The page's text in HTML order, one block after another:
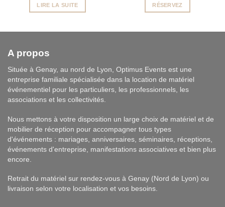
LIRE LA SUITE RÉSERVEZ
A propos
Située à Genay, au nord de Lyon, Optimus Events est une
entreprise familiale spécialisée dans la location de matériel
événementiel pour les particuliers, les professionnels, les
associations et les collectivités.
Nous mettons à votre disposition un large choix de matériel et de
mobilier de réception pour accompagner tous types
d'événements : mariages, anniversaires, séminaires, réceptions,
événements d'entreprise, manifestations associatives et bien plus
encore.
Retrait du matériel sur rendez-vous à Genay (Nord de Lyon) ou
livraison selon votre localisation et vos besoins.